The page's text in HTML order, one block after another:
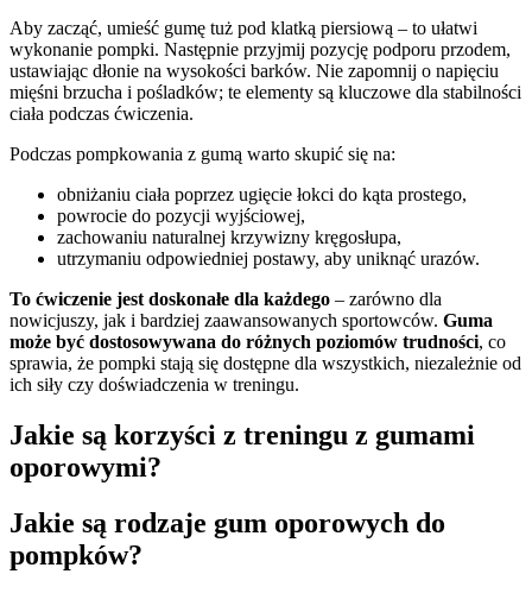
Aby zacząć, umieść gumę tuż pod klatką piersiową – to ułatwi
wykonanie pompki. Następnie przyjmij pozycję podporu przodem,
ustawiając dłonie na wysokości barków. Nie zapomnij o napięciu
mięśni brzucha i pośladków; te elementy są kluczowe dla stabilności
ciała podczas ćwiczenia.
Podczas pompkowania z gumą warto skupić się na:
obniżaniu ciała poprzez ugięcie łokci do kąta prostego,
powrocie do pozycji wyjściowej,
zachowaniu naturalnej krzywizny kręgosłupa,
utrzymaniu odpowiedniej postawy, aby uniknąć urazów.
To ćwiczenie jest doskonałe dla każdego – zarówno dla
nowicjuszy, jak i bardziej zaawansowanych sportowców. Guma
może być dostosowywana do różnych poziomów trudności, co
sprawia, że pompki stają się dostępne dla wszystkich, niezależnie od
ich siły czy doświadczenia w treningu.
Jakie są korzyści z treningu z gumami
oporowymi?
Jakie są rodzaje gum oporowych do
pompków?